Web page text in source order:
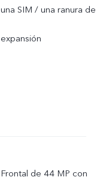
una SIM / una ranura de
expansión
Frontal de 44 MP con